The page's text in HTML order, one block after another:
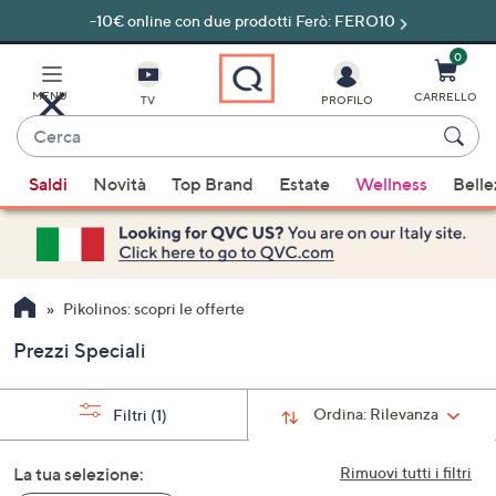
al
principale
-10€ online con due prodotti Ferò: FERO10
MENU TV
Cerca
sono
disponibili
suggerimenti,
usa
i
freccia
su
giù
oppure
scorri
PROFILO
0
CARRELLO
Saldi Novità Top Brand Estate Wellness
Pikolinos: scopri le offerte
Prezzi Speciali
Ordina: Rilevanza
Filtri (1)
Rimuovi tutti i filtri
La tua selezione: